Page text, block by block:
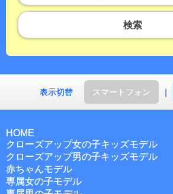
検索
表示切替 スマートフォン ｜
HOME
クローズアップ女の子キッズモデル
クローズアップ男の子キッズモデル
赤ちゃんモデル
専属女の子モデル